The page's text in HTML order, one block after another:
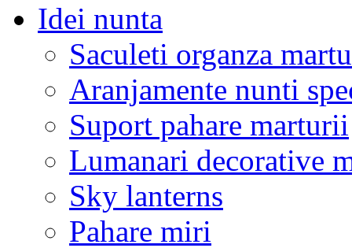
Idei nunta
Saculeti organza
Aranjamente nunti
Suport pahare marturii
Lumanari decorative
Sky lanterns
Pahare miri